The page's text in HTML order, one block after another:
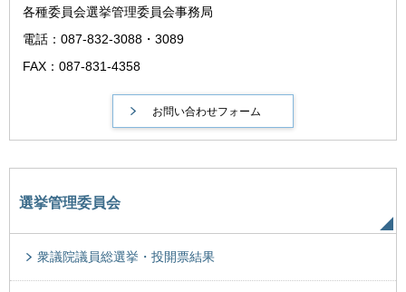
各種委員会選挙管理委員会事務局
電話：087-832-3088・3089
FAX：087-831-4358
選挙管理委員会
衆議院議員総選挙・投開票結果